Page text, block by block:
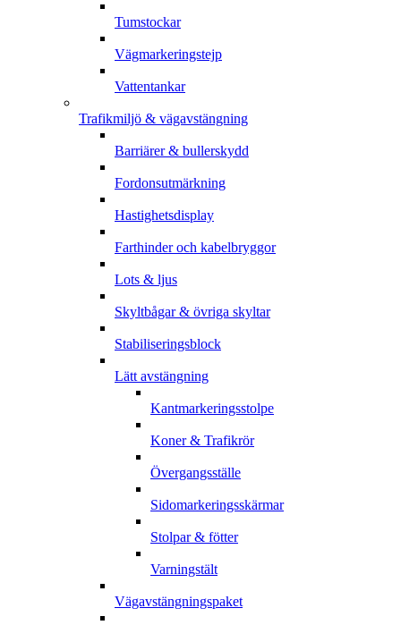
Tumstockar
Vägmarkeringstejp
Vattentankar
Trafikmiljö & vägavstängning
Barriärer & bullerskydd
Fordonsutmärkning
Hastighetsdisplay
Farthinder och kabelbryggor
Lots & ljus
Skyltbågar & övriga skyltar
Stabiliseringsblock
Lätt avstängning
Kantmarkeringsstolpe
Koner & Trafikrör
Övergangsställe
Sidomarkeringsskärmar
Stolpar & fötter
Varningstält
Vägavstängningspaket